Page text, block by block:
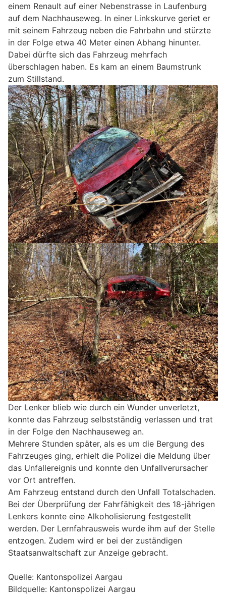
einem Renault auf einer Nebenstrasse in Laufenburg
auf dem Nachhauseweg. In einer Linkskurve geriet er
mit seinem Fahrzeug neben die Fahrbahn und stürzte
in der Folge etwa 40 Meter einen Abhang hinunter.
Dabei dürfte sich das Fahrzeug mehrfach
überschlagen haben. Es kam an einem Baumstrunk
zum Stillstand.
Der Lenker blieb wie durch ein Wunder unverletzt,
konnte das Fahrzeug selbstständig verlassen und trat
in der Folge den Nachhauseweg an.
Mehrere Stunden später, als es um die Bergung des
Fahrzeuges ging, erhielt die Polizei die Meldung über
das Unfallereignis und konnte den Unfallverursacher
vor Ort antreffen.
Am Fahrzeug entstand durch den Unfall Totalschaden.
Bei der Überprüfung der Fahrfähigkeit des 18-jährigen
Lenkers konnte eine Alkoholisierung festgestellt
werden. Der Lernfahrausweis wurde ihm auf der Stelle
entzogen. Zudem wird er bei der zuständigen
Staatsanwaltschaft zur Anzeige gebracht.
Quelle: Kantonspolizei Aargau
Bildquelle: Kantonspolizei Aargau